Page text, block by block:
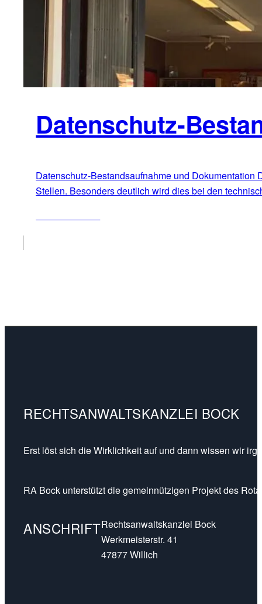
Datenschutz-
Datenschutz-Bestandsaufnahme und
Stellen. Besonders deutlich wird dies bei den
RECHTSANWALTSKANZLEI BOCK
Erst löst sich die Wirklichkeit auf und dann wissen wir
RA Bock unterstützt die gemeinnützigen Projekt des
ANSCHRIFTRechtsanwaltskanzlei Bock
Werkmeisterstr. 41
47877 Willich